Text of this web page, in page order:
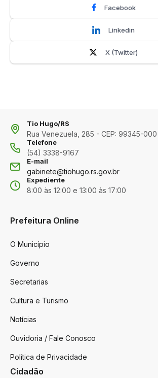
Facebook
Linkedin
X (Twitter)
Tio Hugo/RS
Rua Venezuela, 285 - CEP: 99345-000
Telefone
(54) 3338-9167
E-mail
gabinete@tiohugo.rs.gov.br
Expediente
8:00 às 12:00 e 13:00 às 17:00
Prefeitura Online
O Município
Governo
Secretarias
Cultura e Turismo
Notícias
Ouvidoria / Fale Conosco
Política de Privacidade
Cidadão